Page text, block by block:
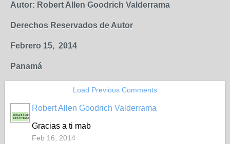
Autor: Robert Allen Goodrich Valderrama
Derechos Reservados de Autor
Febrero 15, 2014
Panamá
Load Previous Comments
ESCRITOR
DISTINGUIDO
Robert Allen Goodrich Valderrama
Gracias a ti mab
Feb 16, 2014